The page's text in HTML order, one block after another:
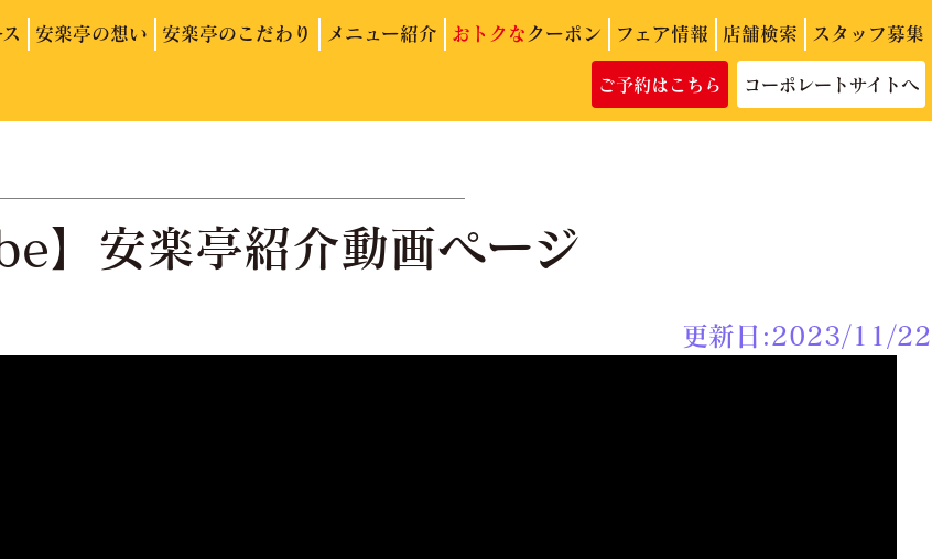
安楽亭の想い 安楽亭のこだわり メニュー紹介 おトクなクーポン フェア情報 店舗検索 スタッフ募集
ご予約はこちら コーポレートサイトへ
】安楽亭紹介動画ページ
更新日:2023/11/22